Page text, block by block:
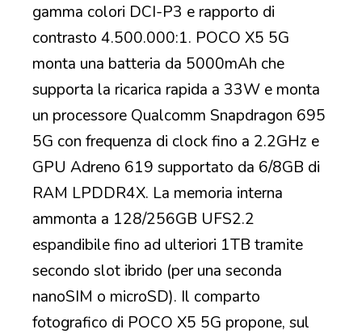
gamma colori DCI-P3 e rapporto di
contrasto 4.500.000:1. POCO X5 5G
monta una batteria da 5000mAh che
supporta la ricarica rapida a 33W e monta
un processore Qualcomm Snapdragon 695
5G con frequenza di clock fino a 2.2GHz e
GPU Adreno 619 supportato da 6/8GB di
RAM LPDDR4X. La memoria interna
ammonta a 128/256GB UFS2.2
espandibile fino ad ulteriori 1TB tramite
secondo slot ibrido (per una seconda
nanoSIM o microSD). Il comparto
fotografico di POCO X5 5G propone, sul